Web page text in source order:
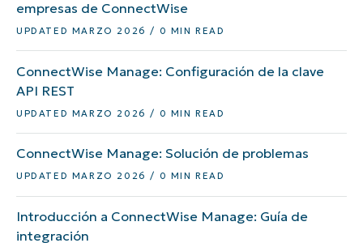
empresas de ConnectWise
UPDATED MARZO 2026 / 0 MIN READ
ConnectWise Manage: Configuración de la clave
API REST
UPDATED MARZO 2026 / 0 MIN READ
ConnectWise Manage: Solución de problemas
UPDATED MARZO 2026 / 0 MIN READ
Introducción a ConnectWise Manage: Guía de
integración